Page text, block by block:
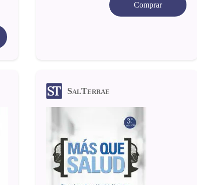
Comprar
SalTerrae